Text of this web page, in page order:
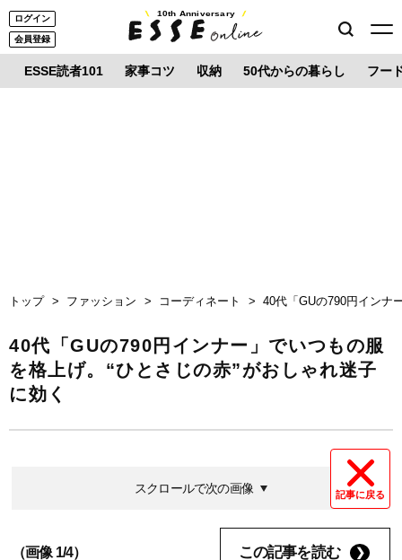
ログイン
会員登録
10th Anniversary
ESSE読者101 家事コツ 収納 50代からの暮らし フー
トップ ファッション コーディネート 40代「GUの790円インナ
40代「GUの790円インナー」でいつもの服
を格上げ。“ひとさじの赤”がおしゃれ迷子
に効く
記事に戻る
スクロールで次の画像
（画像 1/4） この記事を読む